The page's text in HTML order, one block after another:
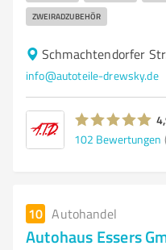
ZWEIRADZUBEHÖR
Schmachtendorfer
info@autoteile-drewsky.de
102 Bewertungen
10 Autohandel
Autohaus Essers